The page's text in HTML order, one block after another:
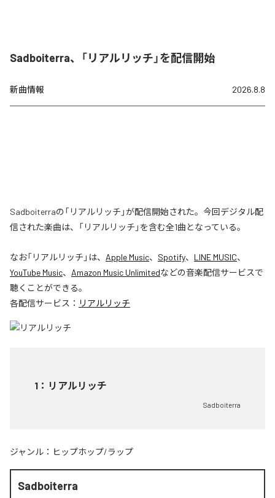
Sadboiterra、「リアルリッチ」を配信開始
新曲情報 2026.8.8
Sadboiterraの「リアルリッチ」が配信開始された。今回デジタル配
信された楽曲は、「リアルリッチ」を含む全1曲となっている。
なお「リアルリッチ 」は、 Apple Music、 Spotify、 LINE MUSIC、
YouTube Music、 Amazon Music Unlimitedなどの音楽配信サービスで
聴くことができる。
各配信サービス： リアルリッチ
1 ： リアルリッチ
Sadboiterra
ジャンル： ヒップホップ/ラップ
Sadboiterra